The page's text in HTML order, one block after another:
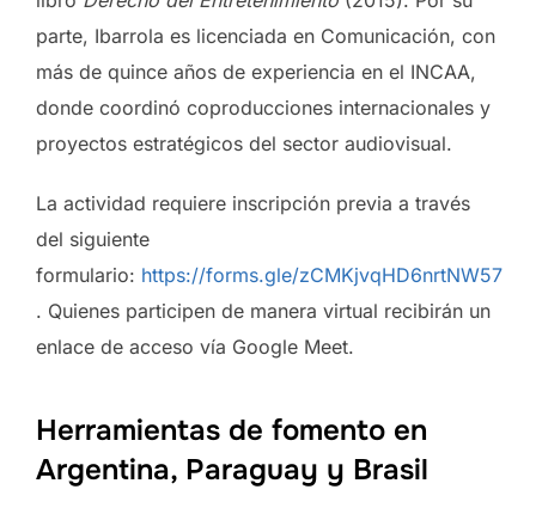
parte, Ibarrola es licenciada en Comunicación, con
más de quince años de experiencia en el INCAA,
donde coordinó coproducciones internacionales y
proyectos estratégicos del sector audiovisual.
La actividad requiere inscripción previa a través
del siguiente
formulario: https://forms.gle/zCMKjvqHD6nrtNW57
. Quienes participen de manera virtual recibirán un
enlace de acceso vía Google Meet.
Herramientas de fomento en
Argentina, Paraguay y Brasil